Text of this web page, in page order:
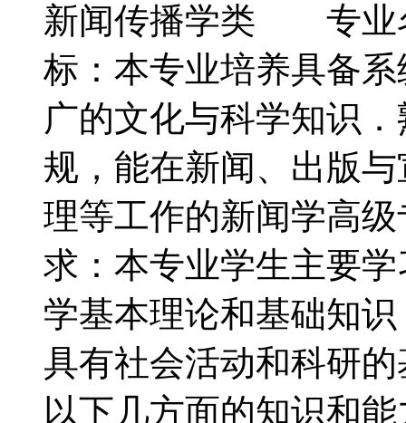
新闻传播学类 专业
标：本专业培养具备
广的文化与科学知识
规，能在新闻、出版
理等工作的新闻学高
求：本专业学生主要
学基本理论和基础知
具有社会活动和科研
以下几方面的知识和